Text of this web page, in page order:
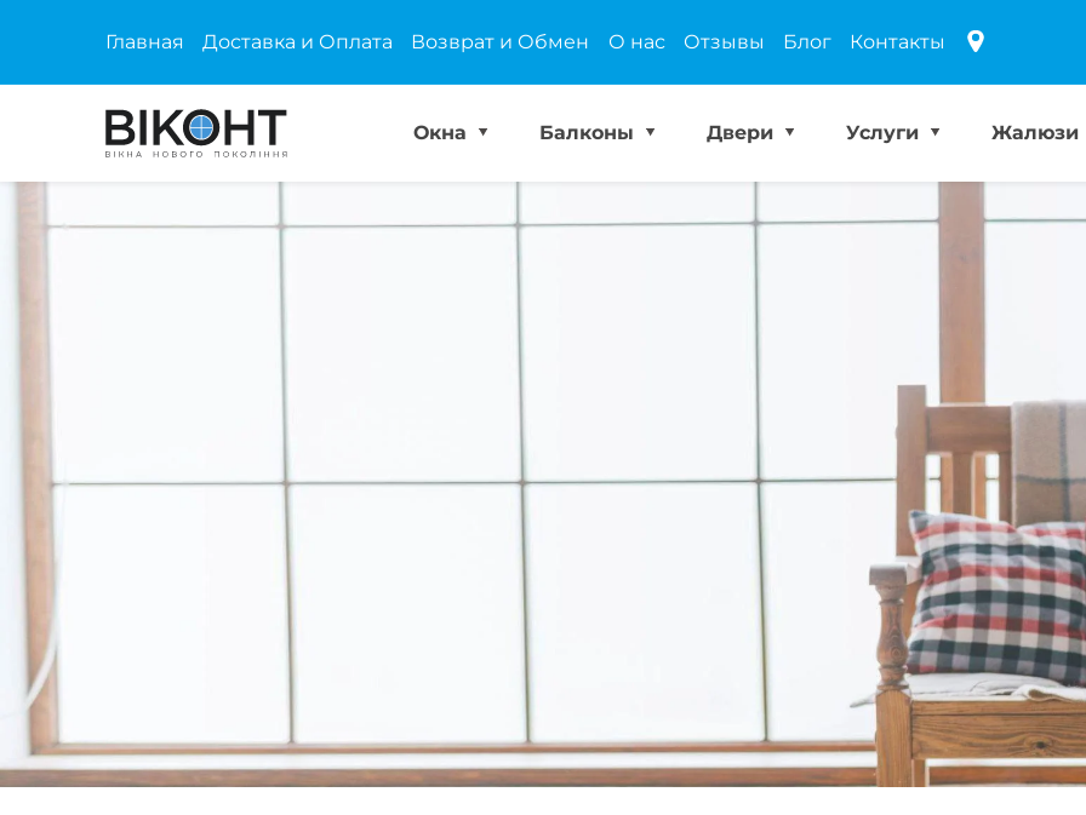
Главная Доставка и Оплата Возврат и Обмен О нас Отзывы Блог Контакты
Окна Балконы Двери Услуги Жалюзи